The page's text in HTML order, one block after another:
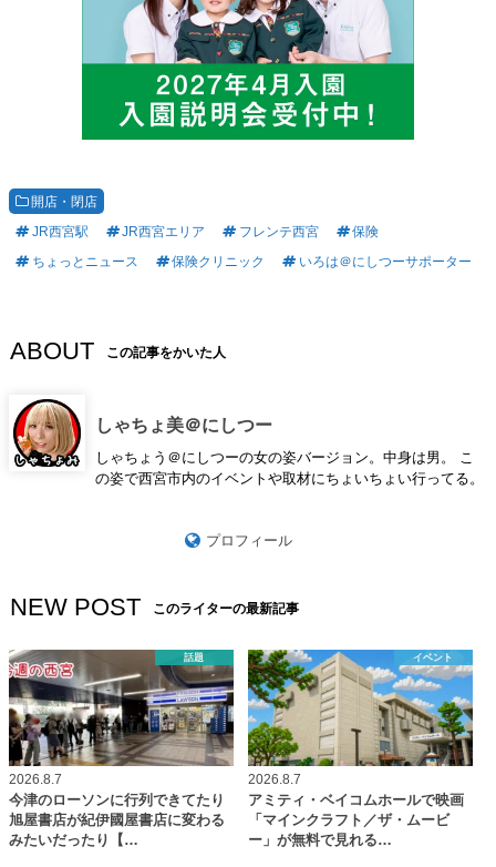
開店・閉店
JR西宮駅
JR西宮エリア フレンテ西宮
保険
ちょっとニュース
保険クリニック いろは＠にしつーサポーター
ABOUT この記事をかいた人
しゃちょ美＠にしつー
しゃちょう＠にしつーの女の姿バージョン。中身は男。 こ
の姿で西宮市内のイベントや取材にちょいちょい行ってる。
プロフィール
NEW POST このライターの最新記事
話題
2026.8.7
今津のローソンに行列できてたり
旭屋書店が紀伊國屋書店に変わる
みたいだったり【…
イベント
2026.8.7
アミティ・ベイコムホールで映画
「マインクラフト／ザ・ムービ
ー」が無料で見れる…